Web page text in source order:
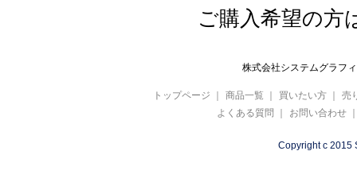
ご購入希望の方
株式会社システムグラ
トップページ ｜ 商品一覧 ｜ 買いたい方 ｜
売
よくある質問 ｜ お問い合わせ
Copyright c 2015